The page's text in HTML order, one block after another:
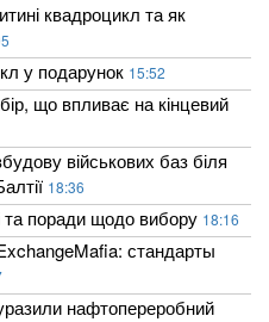
квадроцикл та як
у подарунок 15:52
що впливає на кінцевий
військових баз біля
18:36
та поради щодо вибору 18:16
стандарты
нафтопереробний